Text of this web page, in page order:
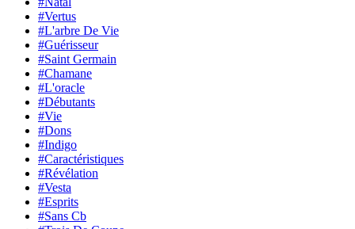
#Vertus
#L'arbre De Vie
#Guérisseur
#Saint Germain
#Chamane
#L'oracle
#Débutants
#Vie
#Dons
#Indigo
#Caractéristiques
#Révélation
#Vesta
#Esprits
#Sans Cb